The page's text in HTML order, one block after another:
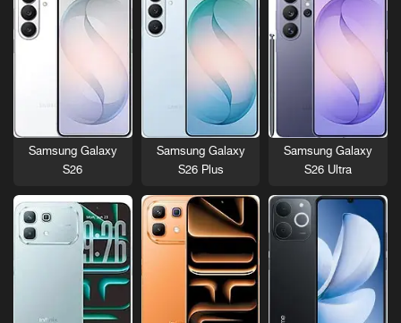
Samsung Galaxy
S26 Ultra
Samsung Galaxy
S26 Plus
Samsung Galaxy
S26